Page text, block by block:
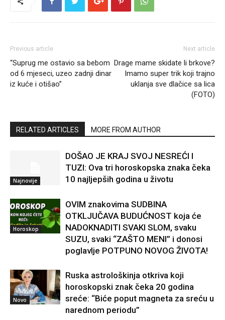
Previous article
“Suprug me ostavio sa bebom
od 6 mjeseci, uzeo zadnji dinar
iz kuće i otišao”
Next article
Drage mame skidate li brkove?
Imamo super trik koji trajno
uklanja sve dlačice sa lica
(FOTO)
RELATED ARTICLES MORE FROM AUTHOR
Najnovije
DOŠAO JE KRAJ SVOJ NESREĆI I
TUZI: Ova tri horoskopska znaka čeka
10 najljepših godina u životu
Horoskop
OVIM znakovima SUDBINA
OTKLJUČAVA BUDUĆNOST koja će
NADOKNADITI SVAKI SLOM, svaku
SUZU, svaki “ZAŠTO MENI” i donosi
poglavlje POTPUNO NOVOG ŽIVOTA!
Novo
Ruska astrološkinja otkriva koji
horoskopski znak čeka 20 godina
sreće: “Biće poput magneta za sreću u
narednom periodu”